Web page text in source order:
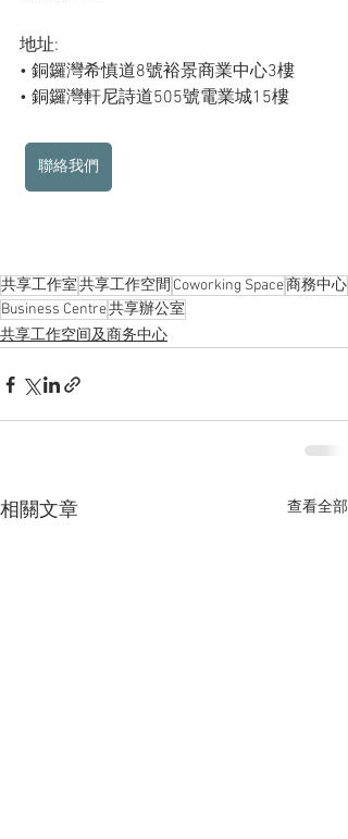
地址:
• 銅鑼灣希慎道8號裕景商業中心3樓
• 銅鑼灣軒尼詩道505號電業城15樓
聯絡我們
共享工作室共享工作空間 Coworking Space商務中心
Business Centre共享辦公室
共享工作空间及商务中心
相關文章 查看全部